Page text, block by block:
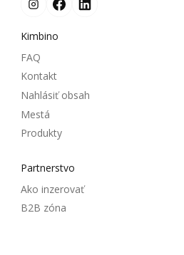
Kimbino
FAQ
Kontakt
Nahlásiť obsah
Mestá
Produkty
Partnerstvo
Ako inzerovať
B2B zóna